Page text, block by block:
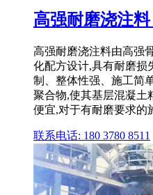
高强耐磨浇注
高强耐磨浇注料由高强
化配方设计,具有耐磨损
制、整体性强、施工简
聚合物,使其基层混凝土
便宜,对于有耐磨要求的
联系电话: 180 3780 8511